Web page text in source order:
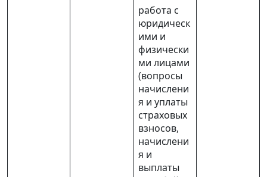
работа с
юридическ
ими и
физически
ми лицами
(вопросы
начислени
я и уплаты
страховых
взносов,
начислени
я и
выплаты
Реализация Указа Президента
Республики Беларусь от 28 мая
2020 г. № 178 "О временных мерах
государственной поддержки и
отдельных категорий граждан
Разъяснения и комментарии к
Социальное партнерство